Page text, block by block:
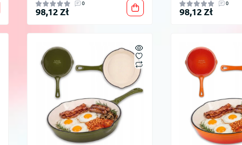
0
98,12 Zł
0
98,12 Zł